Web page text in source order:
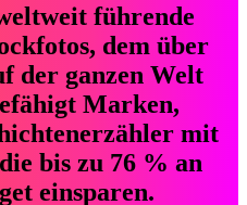
führende
dem über
der ganzen Welt
Marken,
mit
bis zu 76 % an
einsparen.